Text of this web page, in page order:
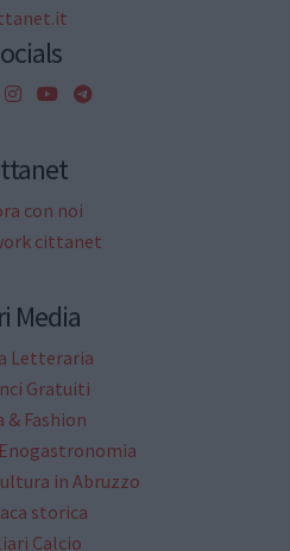
con noi
cittanet
Media
Letteraria
Gratuiti
& Fashion
in Abruzzo
storica
Calcio